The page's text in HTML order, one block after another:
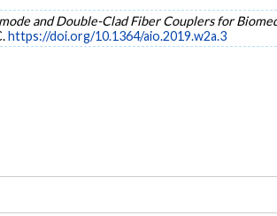
and Double-Clad Fiber Couplers for
https://doi.org/10.1364/aio.2019.w2a.3